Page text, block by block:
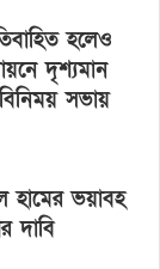
হলেও
দৃশ্যমান
সভায়
হামের ভয়াবহ
দাবি